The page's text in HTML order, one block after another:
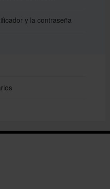
y la contraseña